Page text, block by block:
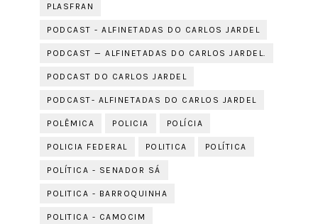
PLASFRAN
PODCAST - ALFINETADAS DO CARLOS JARDEL
PODCAST — ALFINETADAS DO CARLOS JARDEL.
PODCAST DO CARLOS JARDEL
PODCAST- ALFINETADAS DO CARLOS JARDEL
POLÊMICA POLICIA POLÍCIA
POLICIA FEDERAL POLITICA POLÍTICA
POLÍTICA - SENADOR SÁ
POLITICA - BARROQUINHA
POLITICA - CAMOCIM